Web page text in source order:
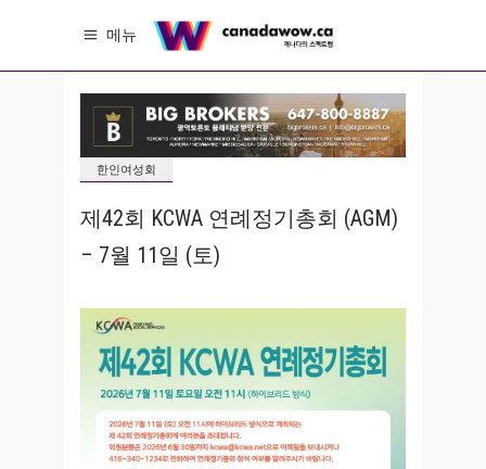
메뉴
한인여성회
제42회 KCWA 연례정기총회 (AGM)
– 7월 11일 (토)